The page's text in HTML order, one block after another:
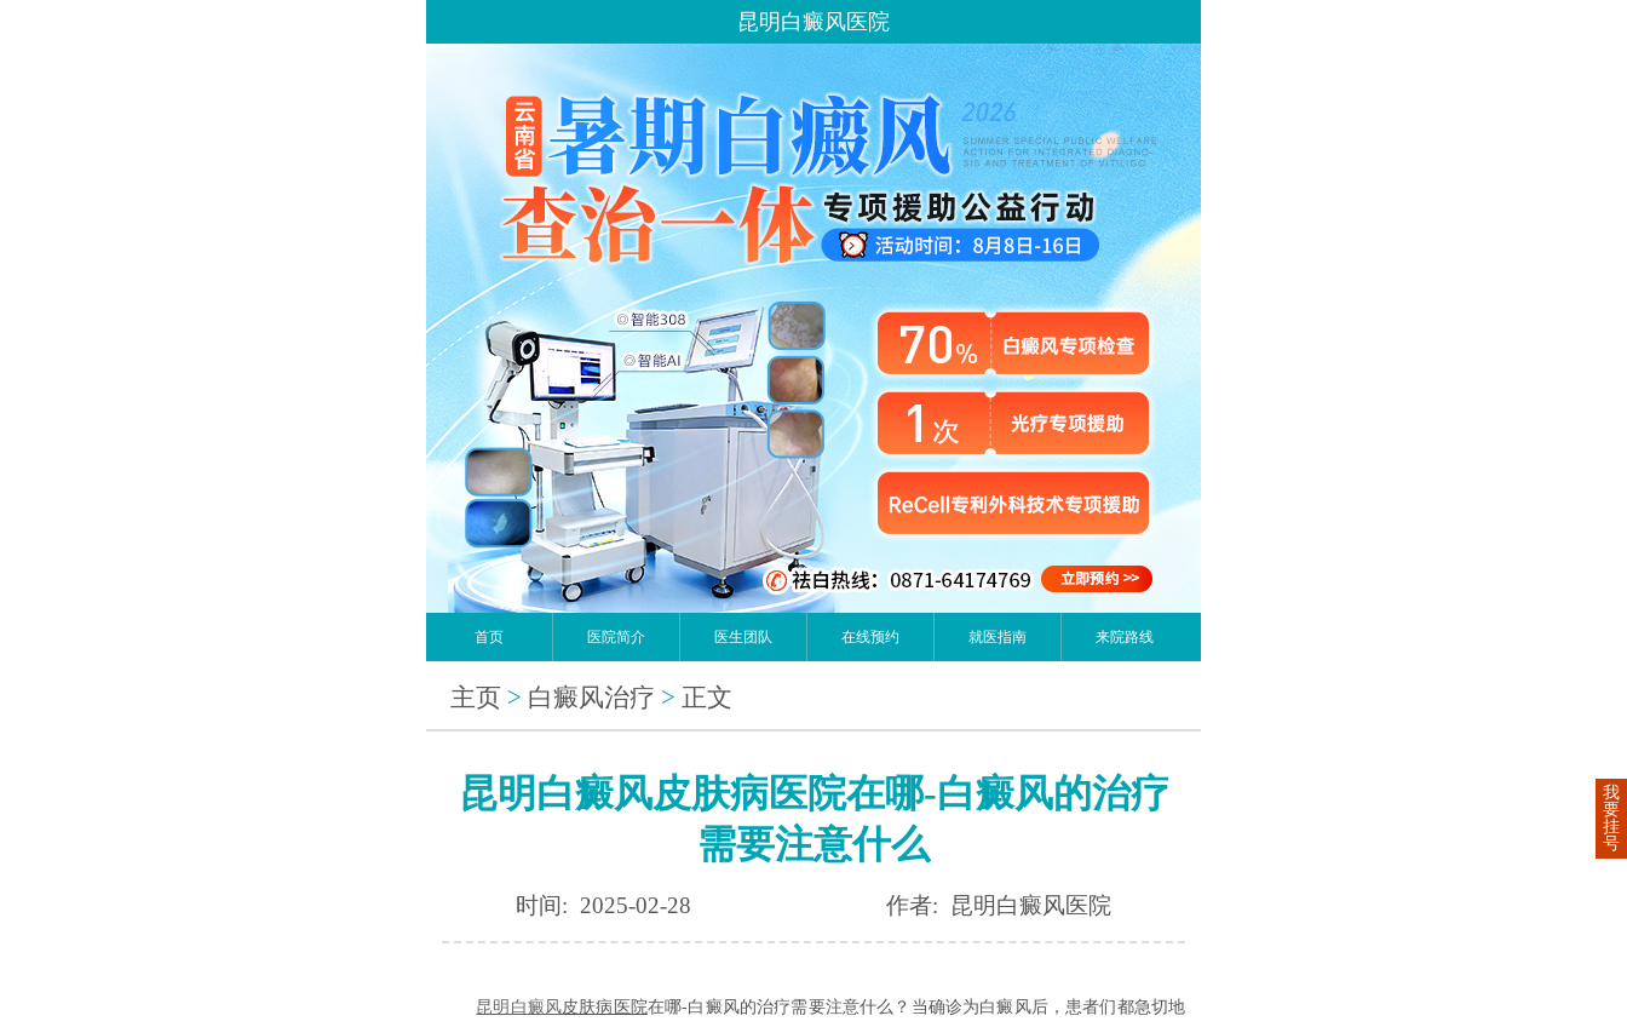
昆明白癜风医院
首页 医院简介 医生团队 在线预约 就医指南 来院路线
主页 > 白癜风治疗 > 正文
昆明白癜风皮肤病医院在哪-白癜风的治疗
需要注意什么
时间: 2025-02-28 作者: 昆明白癜风医院
昆明 白癜风皮肤病医院在哪-白癜风的治疗需要注意什么？当确诊为白癜风后，患者们都急切地
我
要
挂
号